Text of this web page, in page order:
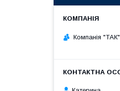
Компанія "ТАК"